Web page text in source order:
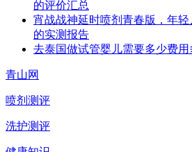
的评价汇总
宵战战神延时喷剂青春版，年
的实测报告
去泰国做试管婴儿需要多少费用
青山网
喷剂测评
洗护测评